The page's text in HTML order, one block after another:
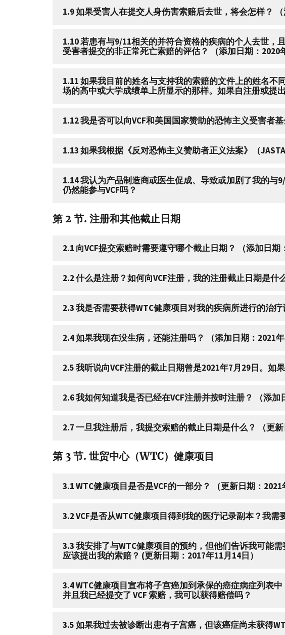
1.9 如果受害人在提交人身伤害索赔后去世，将会怎样？ （
1.10 若患有与9/11相关的并符合资格的疾病的个人去世，
受害者提交的非正常死亡索赔的评估？ （添加日期：2020
1.11 如果我目前的姓名与支持我的索赔的文件上的姓名
场的高中或大学成绩单上所显示的那样。如果自注册或提
1.12 我是否可以向VCF和美国国家赞助的恐怖主义受害者
1.13 如果我根据《反对恐怖主义赞助者正义法案》（
1.14 我认为产品制造商或医生促成、导致或加剧了我的与9/11有关的病情（或促成或导致已故受害者的死亡）。我可以起诉该制造商或医生并
仍然能参与VCF吗？
第 2 节. 注册和其他截止日期
2.1 向VCF提交索赔时需要遵守哪个截止日期？ （添加日期
2.2 什么是注册？如何向VCF注册，我的注册截止日期是什
2.3 我是否需要获得WTC健康项目对我的疾病所进行的治
2.4 如果我现在没生病，还能注册吗？ （添加日期：2021年
2.5 我听说向VCF注册的截止日期曾是2021年7月29日。如
2.6 我如何知道我是否已经在VCF注册并按时注册？ （添加
2.7 一旦我注册后，我提交索赔的截止日期是什么？ （更新
第 3 节. 世贸中心（WTC）健康项目
3.1 WTC健康项目是否是VCF的一部分？ （更新日期：2021
3.2 VCF是否从WTC健康项目得到我的医疗记录副本？我
3.3 我安排了与WTC健康项目的预约，但他们告诉我可能
应该提出我的索赔？ (更新日期：2017年11月14日）
3.4 WTC健康项目宣布将子宫癌加到承保的癌症病症列表
并且我已经提交了 VCF 索赔，我可以获得赔偿吗？
3.5 如果我过去被诊断出患有子宫癌，但该癌症尚未获得